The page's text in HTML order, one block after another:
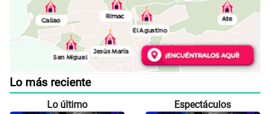
Lo más reciente
Lo último Espectáculos